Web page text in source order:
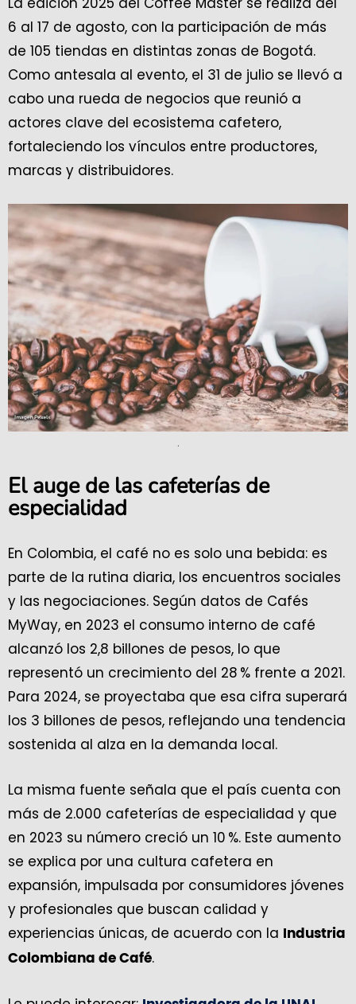
6 al 17 de agosto, con la participación de más
de 105 tiendas en distintas zonas de Bogotá.
Como antesala al evento, el 31 de julio se llevó a
cabo una rueda de negocios que reunió a
actores clave del ecosistema cafetero,
fortaleciendo los vínculos entre productores,
marcas y distribuidores.
.
El auge de las cafeterías de
especialidad
En Colombia, el café no es solo una bebida: es
parte de la rutina diaria, los encuentros sociales
y las negociaciones. Según datos de Cafés
MyWay, en 2023 el consumo interno de café
alcanzó los 2,8 billones de pesos, lo que
representó un crecimiento del 28 % frente a 2021.
Para 2024, se proyectaba que esa cifra superará
los 3 billones de pesos, reflejando una tendencia
sostenida al alza en la demanda local.
La misma fuente señala que el país cuenta con
más de 2.000 cafeterías de especialidad y que
en 2023 su número creció un 10 %. Este aumento
se explica por una cultura cafetera en
expansión, impulsada por consumidores jóvenes
y profesionales que buscan calidad y
experiencias únicas, de acuerdo con la
Industria
Colombiana de Café.